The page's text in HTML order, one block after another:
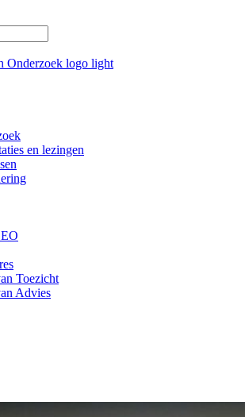
en lezingen
Toezicht
Advies